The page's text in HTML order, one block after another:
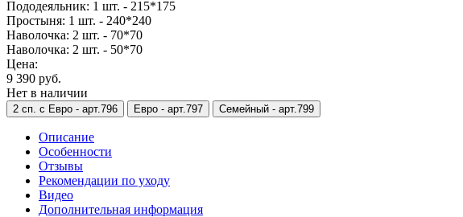
Пододеяльник: 1 шт. - 215*175
Простыня: 1 шт. - 240*240
Наволочка: 2 шт. - 70*70
Наволочка: 2 шт. - 50*70
Цена:
9 390 руб.
Нет в наличии
2 сп. с Евро - арт.796 Евро - арт.797 Семейный - арт.799
Описание
Особенности
Отзывы
Рекомендации по уходу
Видео
Дополнительная информация